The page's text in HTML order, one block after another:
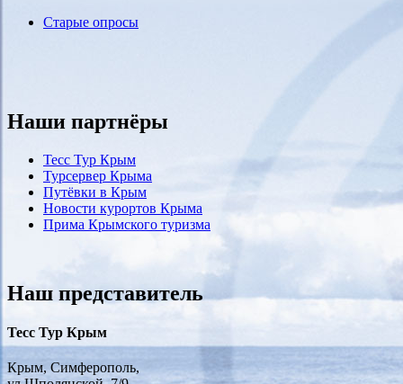
Старые опросы
Наши партнёры
Тесс Тур Крым
Турсервер Крыма
Путёвки в Крым
Новости курортов Крыма
Прима Крымского туризма
Наш представитель
Тесс Тур Крым
Крым, Симферополь,